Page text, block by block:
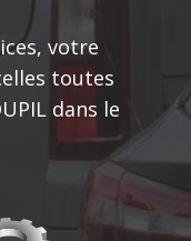
votre
toutes
dans le